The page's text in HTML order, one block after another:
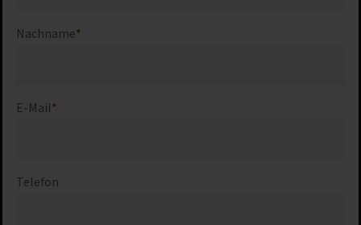
Nachname*
E-Mail*
Telefon